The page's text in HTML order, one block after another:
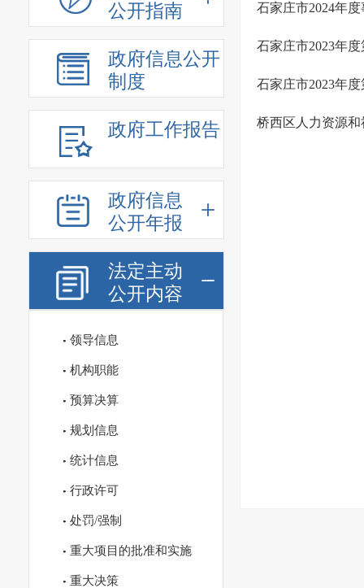
公开指南
政府信息公开
制度
政府工作报告
政府信息
公开年报
法定主动
公开内容
领导信息
机构职能
预算决算
规划信息
统计信息
行政许可
处罚/强制
重大项目的批准和实施
重大决策
石家庄市2024年
石家庄市2023年
石家庄市2023年
桥西区人力资源和